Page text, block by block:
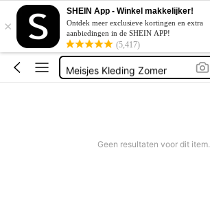
×
SHEIN App - Winkel makkelijker!
Ontdek meer exclusieve kortingen en extra
aanbiedingen in de SHEIN APP!
(5,417)
Kinderen Meisje
Bikini Tieners
Bikini Meisjes
Meisjes Kleding Zomer
Geen resultaten voor dit item.